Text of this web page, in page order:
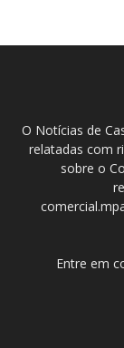
O Notícias de
relatadas com
sobre o
Entre em